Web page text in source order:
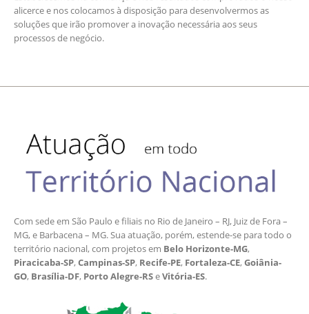
alicerce e nos colocamos à disposição para desenvolvermos as
soluções que irão promover a inovação necessária aos seus
processos de negócio.
Com sede em São Paulo e filiais no Rio de Janeiro – RJ, Juiz de Fora –
MG, e Barbacena – MG. Sua atuação, porém, estende-se para todo o
território nacional, com projetos em Belo Horizonte-MG,
Piracicaba-SP,Campinas-SP, Recife-PE, Fortaleza-CE,Goiânia-
GO, Brasília-DF, Porto Alegre-RSeVitória-ES.